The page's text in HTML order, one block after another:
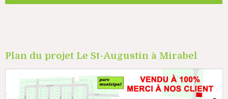
Plan du projet Le St-Augustin à Mirabel